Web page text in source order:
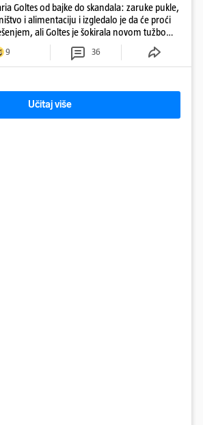
Goltes od bajke do skandala: zaruke pukle,
i alimentaciju i izgledalo je da će proći
ali Goltes je šokirala novom tužbom
9 36
Učitaj više